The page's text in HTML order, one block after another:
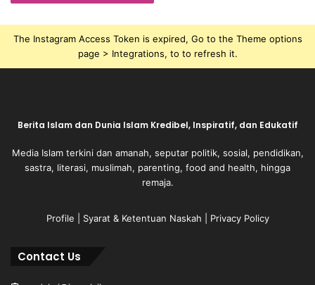
The Instagram Access Token is expired, Go to the Theme options
page > Integrations, to to refresh it.
Berita Islam dan Dunia Islam Kredibel, Inspiratif, dan Edukatif
Media Islam terkini dan amanah, seputar politik, sosial, pendidikan,
sastra, literasi, muslimah, parenting, food and health, hingga
remaja.
Profile Syarat & Ketentuan Naskah Privacy Policy
Contact Us